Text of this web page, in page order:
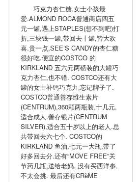
巧克力杏仁糖,女士小孩最
爱.ALMOND ROCA普通商店四五
元一罐,遇上STAPLES(想不到吧)打
折,三块钱一罐,带回去十罐,皆大欢
喜.贵一点,SEE’S CANDY的杏仁糖
很好吃.便宜的COSTCO 的
KIRKLAND 五六元两磅装的大罐巧
克力杏仁,也不错. COSTCO还有大
罐的女士补钙巧克力,忘记牌子了.
COSTCO普通善存维生素片
(CENTRUM),360颗两瓶装,十几元,
适合成人.善存银片(CENTRUM
SILVER),适合五十岁以上的老人.总
共带回去六七个. COSTCO的
KIRKLAND 鱼油,七元一大瓶,带了
好多回去分.还有“MOVE FREE”关
节药几瓶,送给老妈. 没有买西洋参,
不太会挑. 最后还有CRèME